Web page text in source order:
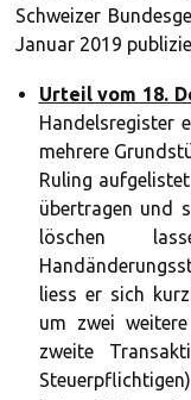
Schweizer
Januar 2019
Urteil vom 18.
Handelsregister
mehrere
Ruling
übertragen und
löschen
liess er sich
um zwei
zweite